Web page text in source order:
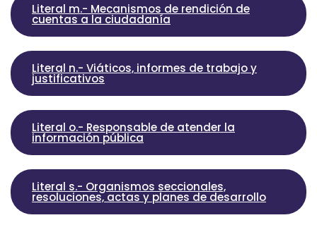
Literal m.- Mecanismos de rendición de
cuentas a la ciudadanía
Literal n.- Viáticos, informes de trabajo y
justificativos
Literal o.- Responsable de atender la
información pública
Literal s.- Organismos seccionales,
resoluciones, actas y planes de desarrollo